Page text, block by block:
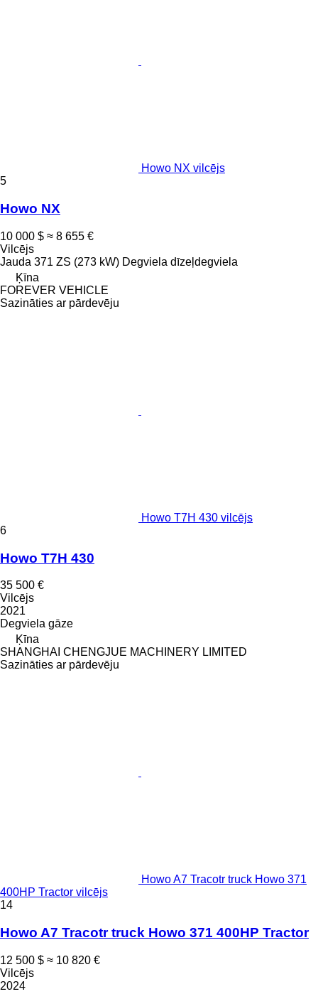
Howo NX vilcējs
5
Howo NX
10 000 $ ≈ 8 655 €
Vilcējs
Jauda 371 ZS (273 kW) Degviela dīzeļdegviela
Ķīna
FOREVER VEHICLE
Sazināties ar pārdevēju
Howo T7H 430 vilcējs
6
Howo T7H 430
35 500 €
Vilcējs
2021
Degviela gāze
Ķīna
SHANGHAI CHENGJUE MACHINERY LIMITED
Sazināties ar pārdevēju
Howo A7 Tracotr truck Howo 371
400HP Tractor vilcējs
14
Howo A7 Tracotr truck Howo 371 400HP Tractor
12 500 $ ≈ 10 820 €
Vilcējs
2024